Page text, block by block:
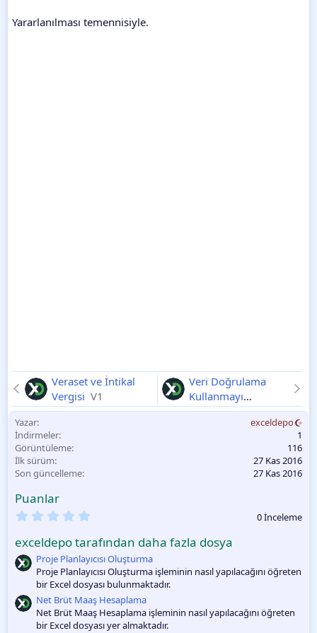
Yararlanılması temennisiyle.
Veraset ve İntikal
Vergisi V1
Veri Doğrulama
Kullanmayı
Öğrenme V1
Yazar
exceldepo
İndirmeler
1
Görüntüleme
116
İlk sürüm
27 Kas 2016
Son güncelleme
27 Kas 2016
Puanlar
0
O
y
l
a
m
a
0 İnceleme
exceldepo tarafından daha fazla dosya
Proje Planlayıcısı Oluşturma
Proje Planlayıcısı Oluşturma işleminin nasıl yapılacağını öğreten
bir Excel dosyası bulunmaktadır.
Net Brüt Maaş Hesaplama
Net Brüt Maaş Hesaplama işleminin nasıl yapılacağını öğreten
bir Excel dosyası yer almaktadır.